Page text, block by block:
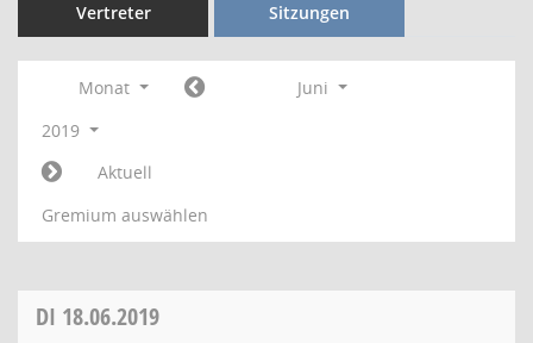
Vertreter Sitzungen
Monat
Juni
2019
Aktuell
Gremium auswählen
DI 18.06.2019